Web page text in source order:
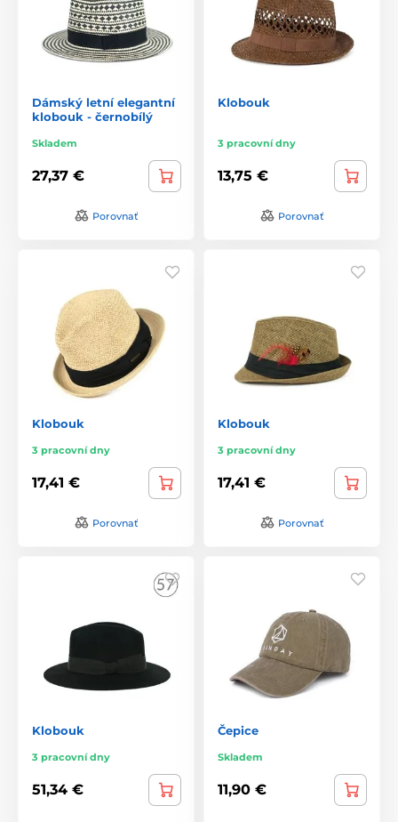
Dámský letní elegantní
klobouk - černobílý
Skladem
27,37 €
Porovnať
Klobouk
3 pracovní dny
13,75 €
Porovnať
Klobouk
3 pracovní dny
17,41 €
Porovnať
Klobouk
3 pracovní dny
17,41 €
Porovnať
Klobouk
3 pracovní dny
51,34 €
Čepice
Skladem
11,90 €